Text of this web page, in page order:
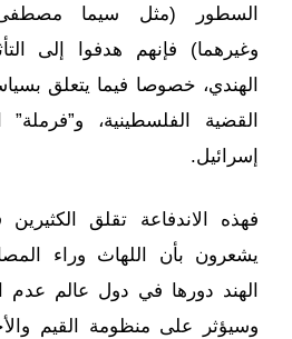
السطور (مثل سيما مصطفى
وغيرهما) فإنهم هدفوا إلى
الهندي، خصوصا فيما يتعلق
القضية الفلسطينية، و”فرملة”
إسرائيل.
فهذه الاندفاعة تقلق
يشعرون بأن اللهاث وراء
الهند دورها في دول عالم عدم
وسيؤثر على منظومة القيم